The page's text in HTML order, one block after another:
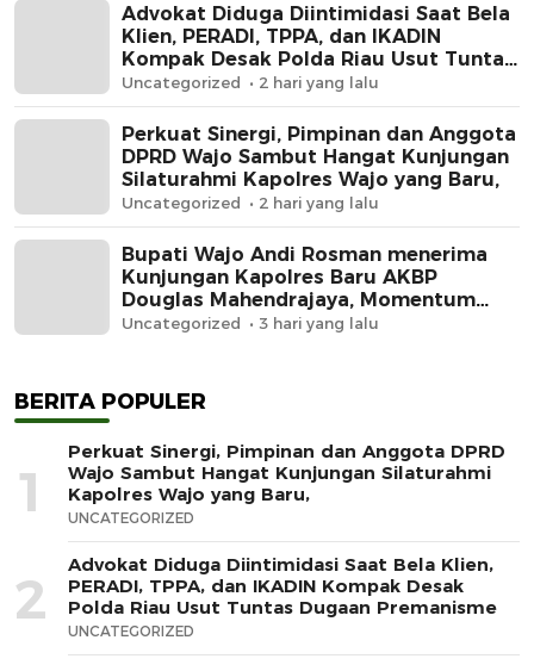
Advokat Diduga Diintimidasi Saat Bela
Klien, PERADI, TPPA, dan IKADIN
Kompak Desak Polda Riau Usut Tuntas
Dugaan Premanisme
Uncategorized 2 hari yang lalu
Perkuat Sinergi, Pimpinan dan Anggota
DPRD Wajo Sambut Hangat Kunjungan
Silaturahmi Kapolres Wajo yang Baru,
Uncategorized 2 hari yang lalu
Bupati Wajo Andi Rosman menerima
Kunjungan Kapolres Baru AKBP
Douglas Mahendrajaya, Momentum
Memperkuat Sinergi
Uncategorized 3 hari yang lalu
BERITA POPULER
1
Perkuat Sinergi, Pimpinan dan Anggota DPRD
Wajo Sambut Hangat Kunjungan Silaturahmi
Kapolres Wajo yang Baru,
UNCATEGORIZED
2
Advokat Diduga Diintimidasi Saat Bela Klien,
PERADI, TPPA, dan IKADIN Kompak Desak
Polda Riau Usut Tuntas Dugaan Premanisme
UNCATEGORIZED